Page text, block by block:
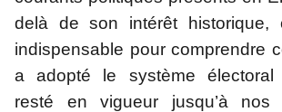
delà de son intérêt historique,
indispensable pour comprendre
a adopté le système électoral
resté en vigueur jusqu’à nos